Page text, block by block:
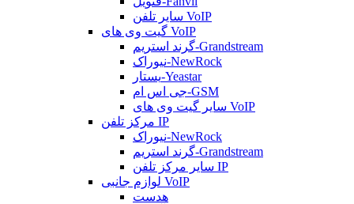
سایر تلفن VoIP
گیت وی های VoIP
گرند استریم-Grandstream
نیوراک-NewRock
یستار-Yeastar
جی اس ام-GSM
سایر گیت وی های VoIP
مرکز تلفن IP
نیوراک-NewRock
گرند استریم-Grandstream
سایر مرکز تلفن IP
لوازم جانبی VoIP
هدست